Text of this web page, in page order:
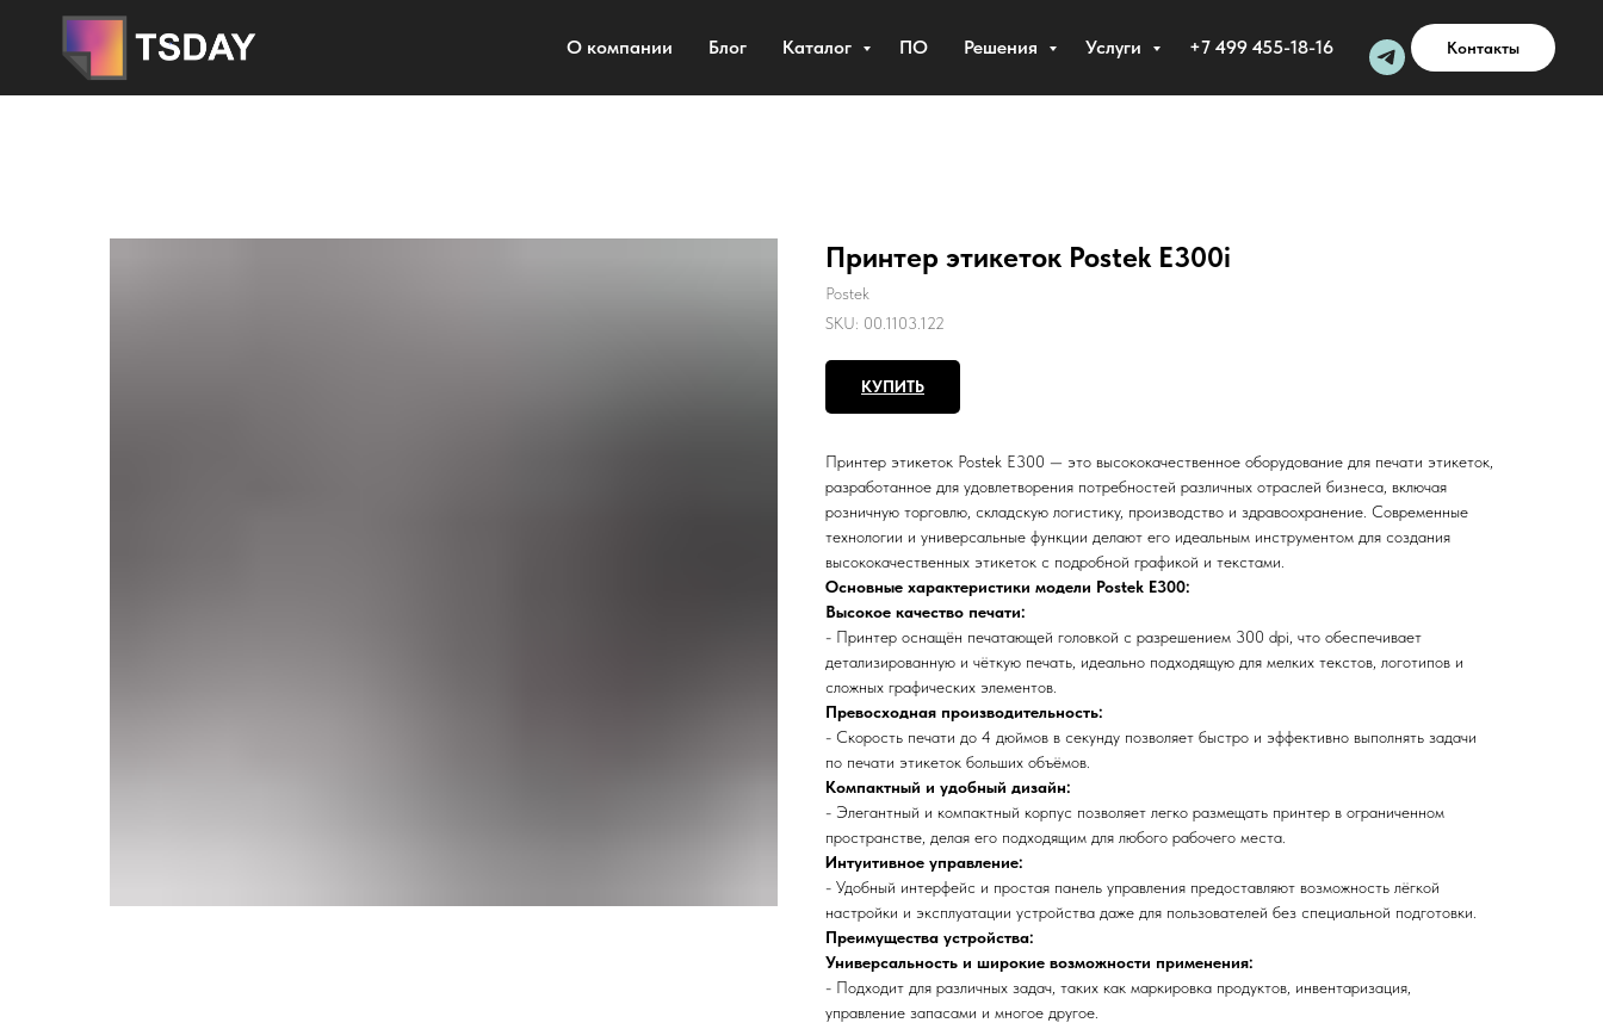
О компании Блог Каталог ПО Решения Услуги +7 499 455-18-16 Контакты
Принтер этикеток Postek E300i
Postek
SKU: 00.1103.122
КУПИТЬ
Принтер этикеток Postek E300 — это высококачественное оборудование для печати этикеток,
разработанное для удовлетворения потребностей различных отраслей бизнеса, включая
розничную торговлю, складскую логистику, производство и здравоохранение. Современные
технологии и универсальные функции делают его идеальным инструментом для создания
высококачественных этикеток с подробной графикой и текстами.
Основные характеристики модели Postek E300:
Высокое качество печати:
- Принтер оснащён печатающей головкой с разрешением 300 dpi, что обеспечивает
детализированную и чёткую печать, идеально подходящую для мелких текстов, логотипов и
сложных графических элементов.
Превосходная производительность:
- Скорость печати до 4 дюймов в секунду позволяет быстро и эффективно выполнять задачи
по печати этикеток больших объёмов.
Компактный и удобный дизайн:
- Элегантный и компактный корпус позволяет легко размещать принтер в ограниченном
пространстве, делая его подходящим для любого рабочего места.
Интуитивное управление:
- Удобный интерфейс и простая панель управления предоставляют возможность лёгкой
настройки и эксплуатации устройства даже для пользователей без специальной подготовки.
Преимущества устройства:
Универсальность и широкие возможности применения:
- Подходит для различных задач, таких как маркировка продуктов, инвентаризация,
управление запасами и многое другое.